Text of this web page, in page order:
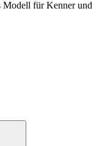
Modell für Kenner und